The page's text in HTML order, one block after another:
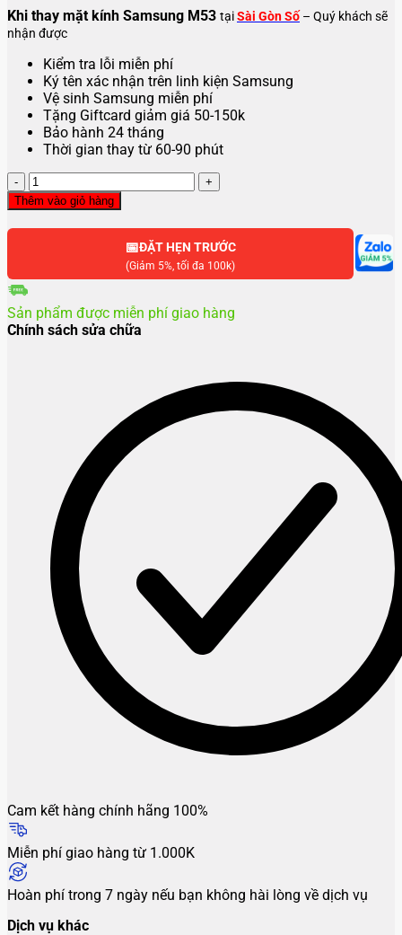
Khi thay mặt kính Samsung M53 tạiSài Gòn Số – Quý khách sẽ
nhận được
Kiểm tra lỗi miễn phí
Ký tên xác nhận trên linh kiện Samsung
Vệ sinh Samsung miễn phí
Tặng Giftcard giảm giá 50-150k
Bảo hành 24 tháng
Thời gian thay từ 60-90 phút
Thay
mặt
kính
Samsung
lượng
Thêm vào giỏ hàng
📅ĐẶT HẸN TRƯỚC
(Giảm 5%, tối đa 100k)
Sản phẩm được miễn phí giao hàng
Chính sách sửa chữa
Cam kết hàng chính hãng 100%
Miễn phí giao hàng từ 1.000K
Hoàn phí trong 7 ngày nếu bạn không hài lòng về dịch vụ
Dịch vụ khác